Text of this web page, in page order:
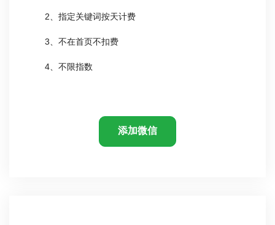
2、指定关键词按天计费
3、不在首页不扣费
4、不限指数
添加微信